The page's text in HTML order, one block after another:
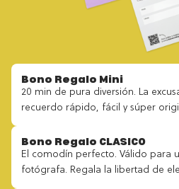
Bono Regalo Mini
20 min de pura diversión. La
recuerdo rápido, fácil y súper
Bono Regalo CLASICO
El comodín perfecto. Válido para
fotógrafa. Regala la libertad de